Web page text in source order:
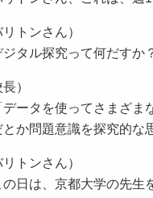
リトンさん）
タル探究って何だすか
長）
ータを使ってさまざま
とか問題意識を探究的な
リトンさん）
日は、京都大学の先生